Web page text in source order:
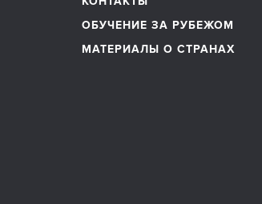
ОБУЧЕНИЕ ЗА РУБЕЖОМ
МАТЕРИАЛЫ О СТРАНАХ